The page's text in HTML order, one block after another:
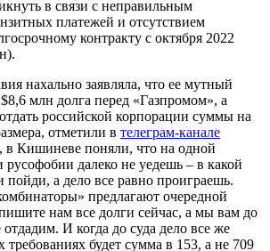
в связи с неправильным
платежей и отсутствием
контракту c октября 2022
нахально заявляла, что ее мутный
млн долга перед «Газпромом», а
российской корпорации суммы на
отметили в телеграм-канале
в Кишиневе поняли, что на одной
русофобии далеко не уедешь – в какой
а дело все равно проиграешь.
предлагают очередной
нам все долги сейчас, а мы вам до
И когда до суда дело все же
требованиях будет сумма в 153, а не 709